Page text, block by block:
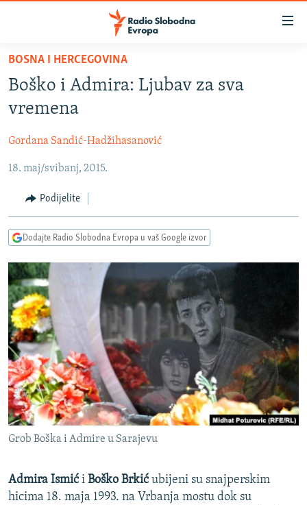
Pređite
glavni
sadržaj
na
navigaciju
Pređite
pretragu
VIJESTI
KOSOVO
CRNA GORA
VIZUELNO
FOTOGALERIJE
INFOGRAFIKE
PODCASTI
RAT U UKRAJINI
KINA NA BALKANU
RSE PRIČE IZ SVIJETA
ISPRIČAJ MI
DNEVNO@RSE
SPECIJALI RSE
VIŠE OD NASLOVA
GENOCID U SREBRENICI
POPLAVE I KLIZIŠTA U BIH 2024.
POST SCRIPTUM
PRATITE NAS
Sve RFE/RL stranice
BOSNA I HERCEGOVINA
Boško i Admira: Ljubav za sva
vremena
Gordana Sandić-Hadžihasanović
18. maj/svibanj, 2015.
Podijelite
Dodajte Radio Slobodna Evropa u vaš Google izvor
Grob Boška i Admire u Sarajevu
Admira Ismići Boško Brkićubijeni su snajperskim
hicima 18. maja 1993. na Vrbanja mostu dok su